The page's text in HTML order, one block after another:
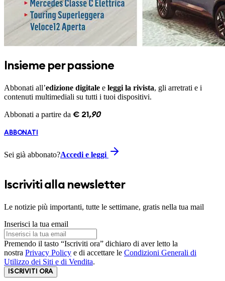
Insieme per passione
Abbonati all’edizione digitale e leggi la rivista, gli arretrati e i
contenuti multimediali su tutti i tuoi dispositivi.
Abbonati a partire da € 21 ,90
ABBONATI
Sei già abbonato?Accedi e leggi
Iscriviti alla newsletter
Le notizie più importanti, tutte le settimane, gratis nella tua mail
Inserisci la tua email
Premendo il tasto “Iscriviti ora” dichiaro di aver letto la
nostra Privacy Policy e di accettare le Condizioni Generali di
Utilizzo dei Siti e di Vendita.
ISCRIVITI ORA